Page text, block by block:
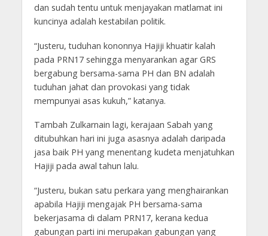
dan sudah tentu untuk menjayakan matlamat ini
kuncinya adalah kestabilan politik.
“Justeru, tuduhan kononnya Hajiji khuatir kalah
pada PRN17 sehingga menyarankan agar GRS
bergabung bersama-sama PH dan BN adalah
tuduhan jahat dan provokasi yang tidak
mempunyai asas kukuh,” katanya.
Tambah Zulkarnain lagi, kerajaan Sabah yang
ditubuhkan hari ini juga asasnya adalah daripada
jasa baik PH yang menentang kudeta menjatuhkan
Hajiji pada awal tahun lalu.
“Justeru, bukan satu perkara yang menghairankan
apabila Hajiji mengajak PH bersama-sama
bekerjasama di dalam PRN17, kerana kedua
gabungan parti ini merupakan gabungan yang